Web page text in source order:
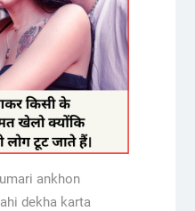
ankhon
dekha karta